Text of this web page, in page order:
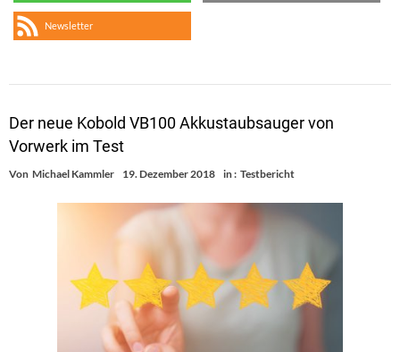
Newsletter
Der neue Kobold VB100 Akkustaubsauger von
Vorwerk im Test
Von Michael Kammler 19. Dezember 2018 in : Testbericht